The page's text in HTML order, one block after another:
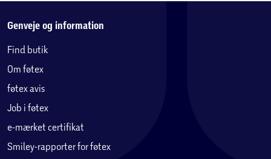
flytte rundt på sine havemøbler i haven eller terrassen.
kan ruste, og det er nemt at vedligeholde.
Vedligeholdelse af aluminium møbler:
rengøring. Det anbefales ikke at anvende en
højtryksrenser til rengøring, eller rengøringsmidler som
indeholder slibemidler og stærke kemikalier.
Genveje og information
Find butik
Om føtex
føtex avis
Job i føtex
e-mærket certifikat
Smiley-rapporter for føtex